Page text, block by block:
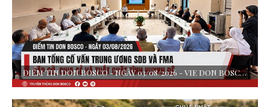
ĐIỂM TIN DON BOSCO - NGÀY 03/08/2026 - VIE DON BOSCO THỰC HIỆN